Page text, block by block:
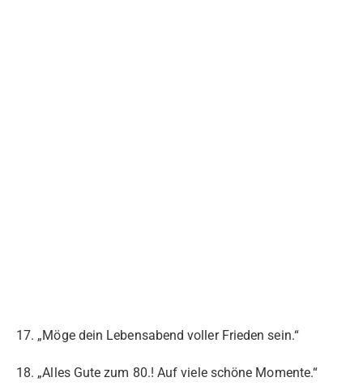
17. „Möge dein Lebensabend voller Frieden sein.“
18. „Alles Gute zum 80.! Auf viele schöne Momente.“